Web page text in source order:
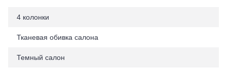
4 колонки
Тканевая обивка салона
Темный салон